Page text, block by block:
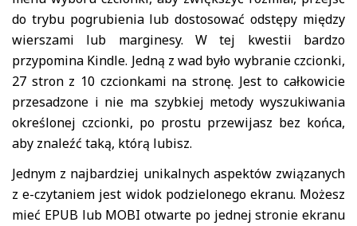
do trybu pogrubienia lub dostosować odstępy między
wierszami lub marginesy. W tej kwestii bardzo
przypomina Kindle. Jedną z wad było wybranie czcionki,
27 stron z 10 czcionkami na stronę. Jest to całkowicie
przesadzone i nie ma szybkiej metody wyszukiwania
określonej czcionki, po prostu przewijasz bez końca,
aby znaleźć taką, którą lubisz.
Jednym z najbardziej unikalnych aspektów związanych
z e-czytaniem jest widok podzielonego ekranu. Możesz
mieć EPUB lub MOBI otwarte po jednej stronie ekranu